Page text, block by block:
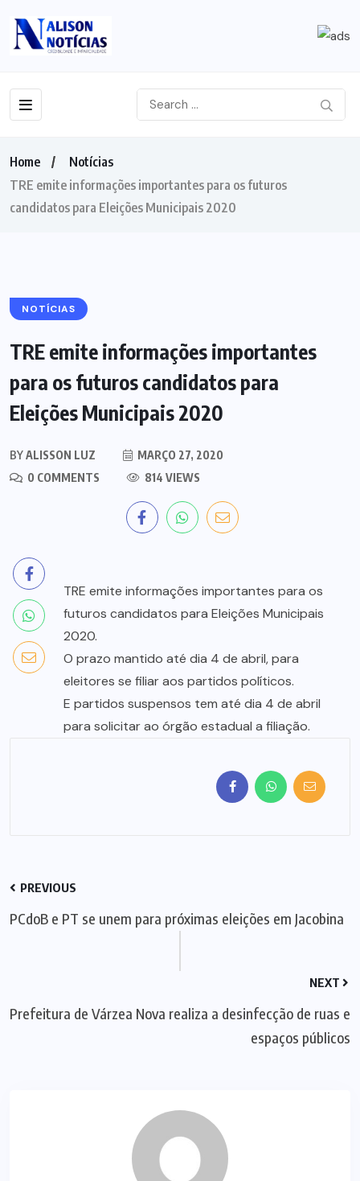
Home
Notícias
TRE emite informações importantes para os futuros
candidatos para Eleições Municipais 2020
NOTÍCIAS
TRE emite informações importantes
para os futuros candidatos para
Eleições Municipais 2020
BYALISSON LUZ
MARÇO 27, 2020
0 COMMENTS
814 VIEWS
TRE emite informações importantes para os
futuros candidatos para Eleições Municipais
2020.
O prazo mantido até dia 4 de abril, para
eleitores se filiar aos partidos políticos.
E partidos suspensos tem até dia 4 de abril
para solicitar ao órgão estadual a filiação.
PREVIOUS
PCdoB e PT se unem para próximas eleições em Jacobina
NEXT
Prefeitura de Várzea Nova realiza a desinfecção de ruas e
espaços públicos